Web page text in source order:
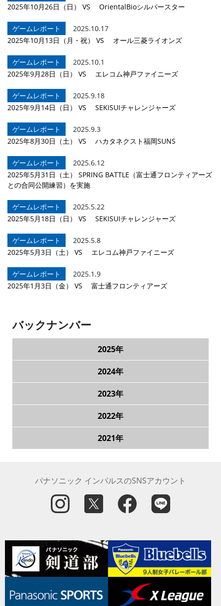
2025年10月26日（日） VS OrientalBioシルバースター
ゲームレポート
2025.10.17
2025年10月13日（月・祝） VS オール三菱ライオンズ
ゲームレポート
2025.10.1
2025年9月28日（日） VS エレコム神戸ファイニーズ
ゲームレポート
2025.9.18
2025年9月14日（日） VS SEKISUIチャレンジャーズ
ゲームレポート
2025.9.3
2025年8月30日（土） VS ハカタネクスト福岡SUNS
ゲームレポート
2025.6.12
2025年5月31日（土） SPRING BATTLE（富士通フロンティアーズ
との合同公開練習）を実施
ゲームレポート
2025.5.22
2025年5月18日（日） VS SEKISUIチャレンジャーズ
ゲームレポート
2025.5.8
2025年5月3日（土） VS エレコム神戸ファイニーズ
ゲームレポート
2025.1.9
2025年1月3日（金） VS 富士通フロンティアーズ
バックナンバー
2025年
2024年
2023年
2022年
2021年
パナソニック インパルスのSNSアカウント